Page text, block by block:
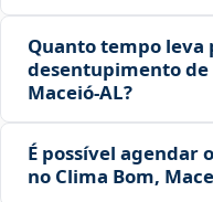
Quanto tempo
desentupimento de
Maceió‑AL?
É possível agendar
no Clima Bom,